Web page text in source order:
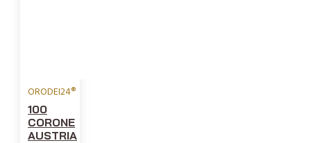
ORODEI24®
100
CORONE
AUSTRIA